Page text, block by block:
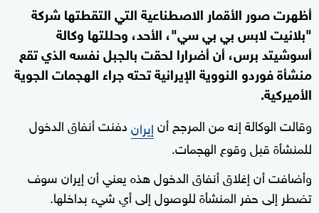
أظهرت صور الأقمار الاصطناعية التي التقطتها شركة
"بلانيت لابس بي بي سي"، الأحد، وحللتها وكالة
أسوشيتد برس، أن أضرارا لحقت بالجبل نفسه الذي تقع
منشأة فوردو النووية الإيرانية تحته جراء الهجمات الجوية
الأميركية.
وقالت الوكالة إنه من المرجح أنإيراندفنت أنفاق الدخول
للمنشأة قبل وقوع الهجمات.
وأضافت أن إغلاق أنفاق الدخول هذه يعني أن إيران سوف
تضطر إلى حفر المنشأة للوصول إلى أي شيء بداخلها.